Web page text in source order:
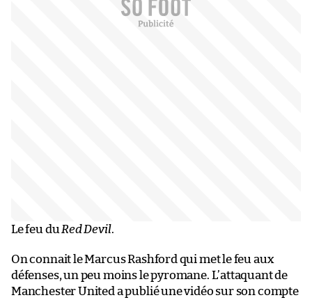
Le feu du Red Devil.
On connait le Marcus Rashford qui met le feu aux
défenses, un peu moins le pyromane. L’attaquant de
Manchester United a publié une vidéo sur son compte